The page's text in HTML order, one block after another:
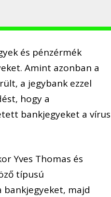
és pénzérmék
Amint azonban a
a jegybank ezzel
hogy a
bankjegyeket a vírus
Yves Thomas és
típusú
bankjegyeket, majd